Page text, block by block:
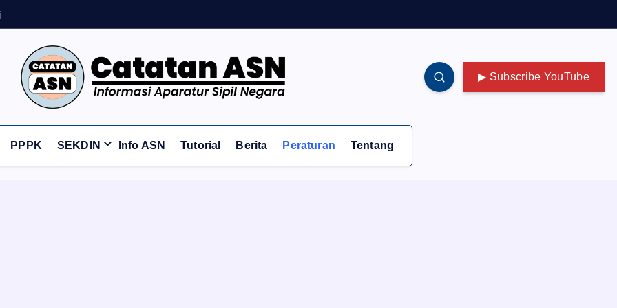
i
Informasi Aparatur Sipil Negara ▶ Subscribe YouTube
PPPK SEKDIN Info ASN Tutorial Berita Peraturan Tentang